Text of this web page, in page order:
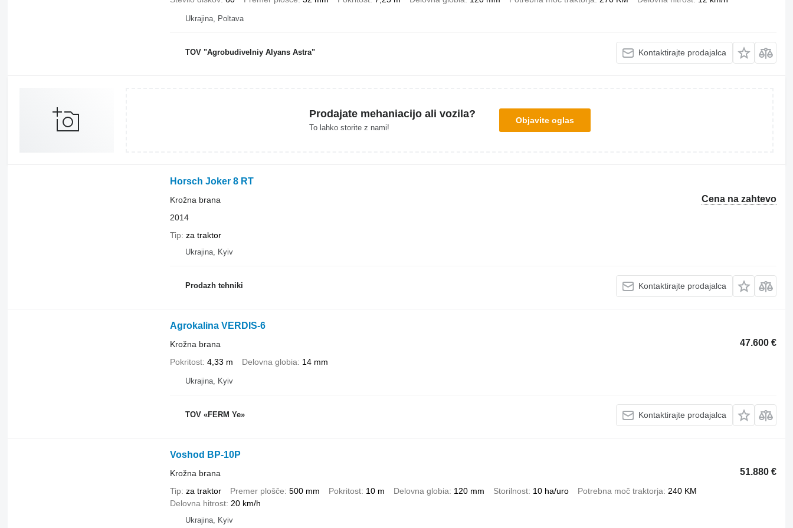
Ukrajina, Poltava
TOV "Agrobudivelniy Alyans Astra" Kontaktirajte prodajalca
Prodajate mehaniacijo ali vozila?
To lahko storite z nami!
Objavite oglas
Horsch Joker 8 RT
Cena na zahtevo
Krožna brana
2014
Tip za traktor
Ukrajina, Kyiv
Prodazh tehniki Kontaktirajte prodajalca
Agrokalina VERDIS-6
47.600 €
Krožna brana
Pokritost 4,33 m Delovna globia 14 mm
Ukrajina, Kyiv
TOV «FERM Ye» Kontaktirajte prodajalca
Voshod BP-10P
51.880 €
Krožna brana
Tip za traktor Premer plošče 500 mm Pokritost 10 m Delovna globia 120 mm Storilnost 10 ha/uro Potrebna moč traktorja
240 KM
Delovna hitrost 20 km/h
Ukrajina, Kyiv